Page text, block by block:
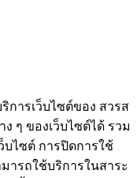
การเว็บไซต์ของ สวรส
ๆ ของเว็บไซต์ได้ รวม
บไซต์ การปิดการใช้
ารถใช้บริการในสาระ